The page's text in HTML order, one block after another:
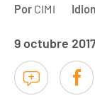
Por CIMI
9 octubre